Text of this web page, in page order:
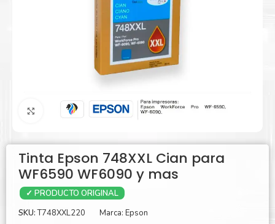
Agrandar
Tinta Epson 748XXL Cian para
WF6590 WF6090 y mas
✓ PRODUCTO ORIGINAL
SKU:T748XXL220 Marca: Epson